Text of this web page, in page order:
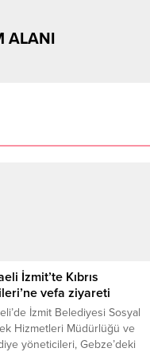
ALANI
İzmit’te Kıbrıs
vefa ziyareti
İzmit Belediyesi Sosyal
Hizmetleri Müdürlüğü ve
yöneticileri, Gebze’deki